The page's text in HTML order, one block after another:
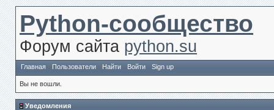
Python-сообщество
Форум сайта python.su
Главная Пользователи Найти Войти Sign up
Вы не вошли.
Уведомления